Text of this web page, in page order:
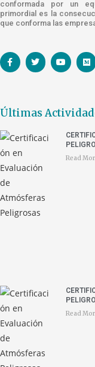
conformada por un
primordial es la
que conforma las
Últimas
Read
Read